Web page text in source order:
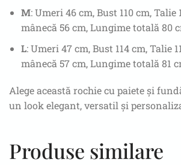
M: Umeri 46 cm, Bust 110 cm, Talie
mânecă 56 cm, Lungime totală 80
L: Umeri 47 cm, Bust 114 cm, Talie
mânecă 57 cm, Lungime totală 81
Alege această rochie cu paiete și
un look elegant, versatil și
Produse similare